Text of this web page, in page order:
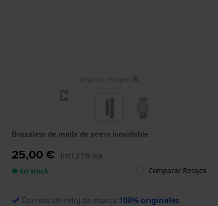
Ampliar imagen
Brazalete de malla de acero inoxidable
25,00 € Incl 21% iva
● En stock Comparar Relojes
Correas de reloj de marca 100% originales